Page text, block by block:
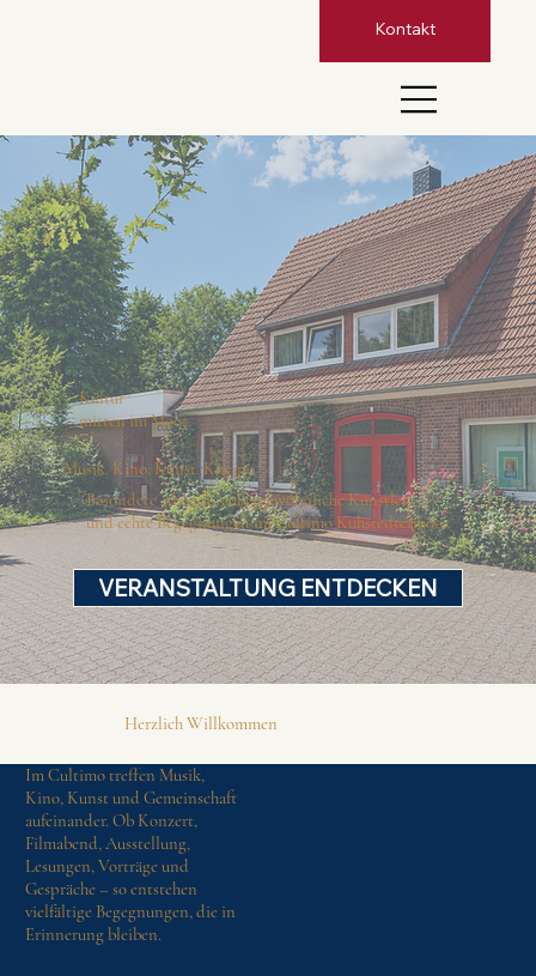
Kontakt
Kultur
mitten im Moor.
Musik. Kino. Kunst. Kneipe
Besondere Abende, außergewöhnliche Künstler
und echte Begegnungen im Cultimo Kuhstedtermoor.
VERANSTALTUNG ENTDECKEN
Herzlich Willkommen
Im Cultimo treffen Musik,
Kino, Kunst und Gemeinschaft
aufeinander. Ob Konzert,
Filmabend, Ausstellung,
Lesungen, Vorträge und
Gespräche – so entstehen
vielfältige Begegnungen, die in
Erinnerung bleiben.